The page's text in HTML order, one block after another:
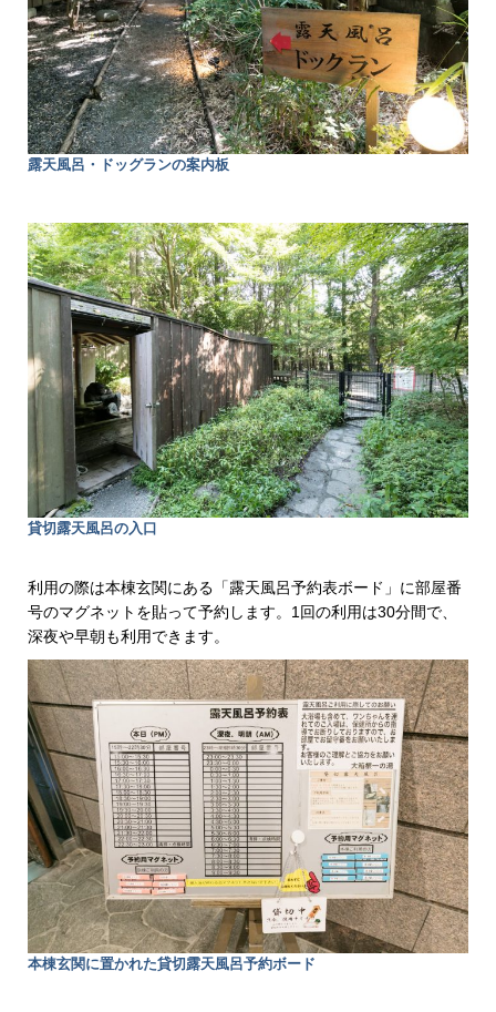
露天風呂・ドッグランの案内板
貸切露天風呂の入口
利用の際は本棟玄関にある「露天風呂予約表ボード」に部屋番
号のマグネットを貼って予約します。1回の利用は30分間で、
深夜や早朝も利用できます。
本棟玄関に置かれた貸切露天風呂予約ボード